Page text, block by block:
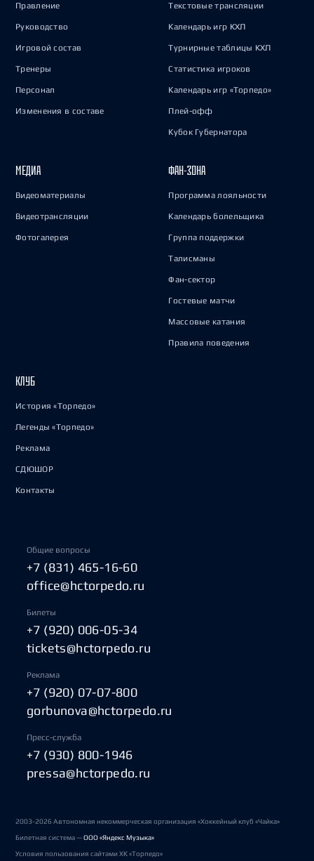
Правление
Руководство
Игровой состав
Тренеры
Персонал
Изменения в составе
Текстовые трансляции
Календарь игр КХЛ
Турнирные таблицы КХЛ
Статистика игроков
Календарь игр «Торпедо»
Плей-офф
Кубок Губернатора
МЕДИА
Видеоматериалы
Видеотрансляции
Фотогалерея
ФАН-ЗОНА
Программа лояльности
Календарь болельщика
Группа поддержки
Талисманы
Фан-сектор
Гостевые матчи
Массовые катания
Правила поведения
КЛУБ
История «Торпедо»
Легенды «Торпедо»
Реклама
СДЮШОР
Контакты
Общие вопросы
+7 (831) 465-16-60
office@hctorpedo.ru
Билеты
+7 (920) 006-05-34
tickets@hctorpedo.ru
Реклама
+7 (920) 07-07-800
gorbunova@hctorpedo.ru
Пресс-служба
+7 (930) 800-1946
pressa@hctorpedo.ru
2003-2026 Автономная некоммерческая организация «Хоккейный клуб «Чайка»
Билетная система —ООО «Яндекс Музыка»
Условия пользования сайтами ХК «Торпедо»